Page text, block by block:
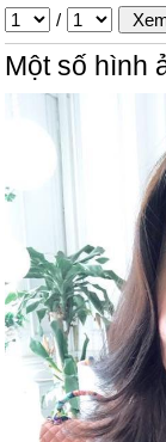
/
Một số hình